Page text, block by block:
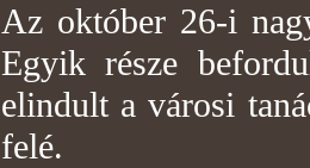
Az október 26-i
Egyik része
elindult a városi
felé.